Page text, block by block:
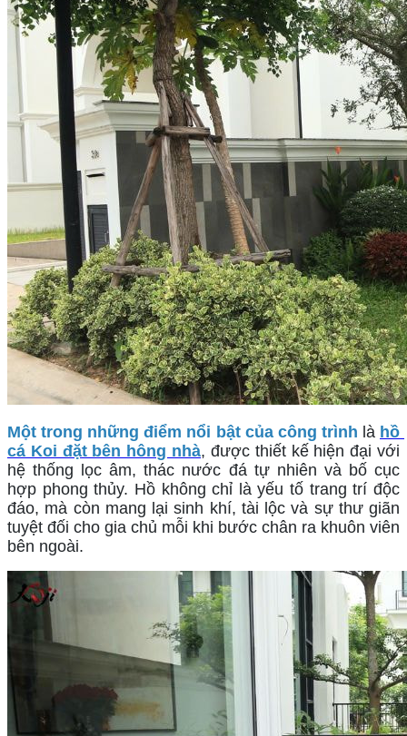
Một trong những điểm nổi bật của công trình là hồ
cá Koi đặt bên hông nhà, được thiết kế hiện đại với
hệ thống lọc âm, thác nước đá tự nhiên và bố cục
hợp phong thủy. Hồ không chỉ là yếu tố trang trí độc
đáo, mà còn mang lại sinh khí, tài lộc và sự thư giãn
tuyệt đối cho gia chủ mỗi khi bước chân ra khuôn viên
bên ngoài.